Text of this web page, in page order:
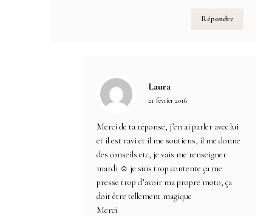
Répondre
Laura
21 février 2016
Merci de ta réponse, j’en ai parler avec lui
et il est ravi et il me soutiens, il me donne
des conseils etc, je vais me renseigner
mardi ☺ je suis trop contente ça me
presse trop d’avoir ma propre moto, ça
doit être tellement magique
Merci